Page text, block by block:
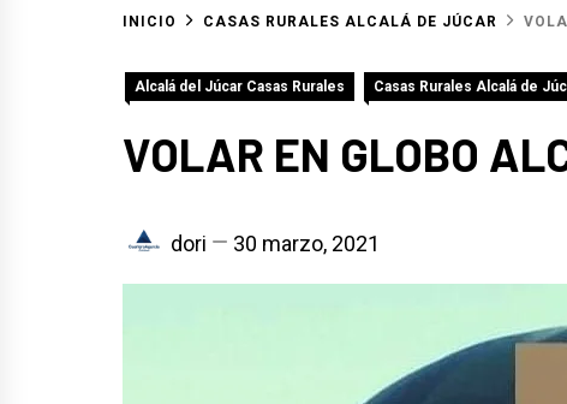
INICIO CASAS RURALES ALCALÁ DE JÚCAR
Alcalá del Júcar Casas Rurales Casas Rurales Alcalá de
VOLAR EN GLOBO
dori 30 marzo, 2021